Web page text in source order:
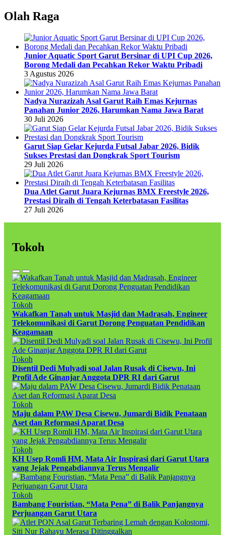
Olah Raga
Junior Aquatic Sport Garut Bersinar di UPI Cup 2026,
Borong Medali dan Pecahkan Rekor Waktu Pribadi
3 Agustus 2026
Nadya Nurazizah Asal Garut Raih Emas Kejurnas
Panahan Junior 2026, Harumkan Nama Jawa Barat
30 Juli 2026
Garut Siap Gelar Kejurda Futsal Jabar 2026, Bidik
Sukses Prestasi dan Dongkrak Sport Tourism
29 Juli 2026
Dua Atlet Garut Juara Kejurnas BMX Freestyle 2026,
Prestasi Diraih di Tengah Keterbatasan Fasilitas
27 Juli 2026
Tokoh
Tokoh
Wakafkan Tanah untuk Masjid dan Madrasah, Engineer
Telekomunikasi di Garut Dorong Penguatan Pendidikan
Keagamaan
Tokoh
Disentil Dedi Mulyadi soal Jalan Rusak di Cisewu, Ini
Profil Ade Ginanjar Anggota DPR RI dari Garut
Tokoh
Maju dalam PAW Desa Cisewu, Jumardi Bidik Penataan
Aset dan Reformasi Aparat Desa
Tokoh
KH Usep Romli HM, Mata Air Inspirasi dari Garut Utara
yang Jejak Pengabdiannya Terus Mengalir
Tokoh
Bambang Fouristian, “Mata Pena” di Balik Panjangnya
Perjuangan Garut Utara